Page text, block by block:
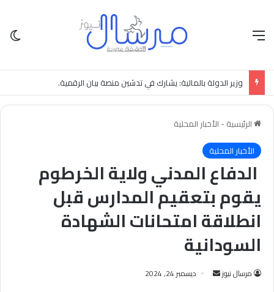
القائمة
وزير الدولة بالمالية: يشارك في تدشين منصة بيان الرقمية.
الرئيسية - الأخبار المحلية
الأخبار المحلية
الدفاع المدني ولاية الخرطوم
يقوم بتعقيم المدارس قبل
انطلاقة امتحانات الشهادة
السودانية
مرسال نيوز
أرسل ديسمبر 24, 2024